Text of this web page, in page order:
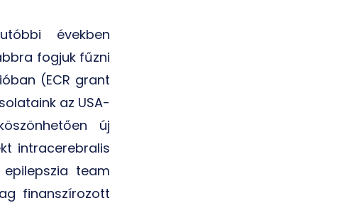
években
fogjuk fűzni
(ECR grant
az USA-
új
intracerebralis
team
finanszírozott